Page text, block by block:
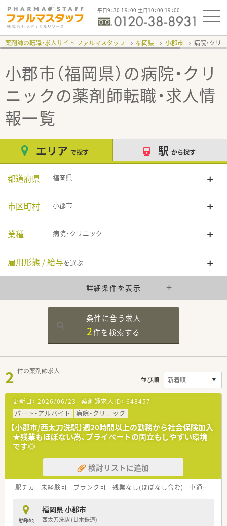
平日9：30-19：00 土日10：00-19：00
薬剤師の転職・求人サイト ファルマスタッフ 福岡県 小郡市 病院・クリ
小郡市（福岡県）の病院・クリ
ニックの薬剤師転職・求人情
報一覧
エリア で探す 駅 から探す
都道府県 福岡県
市区町村 小郡市
業種 病院・クリニック
雇用形態 / 給与を選ぶ
詳細条件を表示
条件に合う求人
2件を検索する
2 件の薬剤師求人
並び順
更新日： 2026/06/23 薬剤師求人ID： 648457
パート・アルバイト
病院・クリニック
【小郡市/西太刀洗駅】週20時間以上の勤務から社会保険加入
★残業もほぼない為、プライベートの両立もしやすい環境
です◎
検討リストに追加
駅チカ 未経験可 ブランク可 残業なし(ほぼなし含む) 車通勤可
勤務地
福岡県 小郡市
西太刀洗駅 (甘木鉄道)